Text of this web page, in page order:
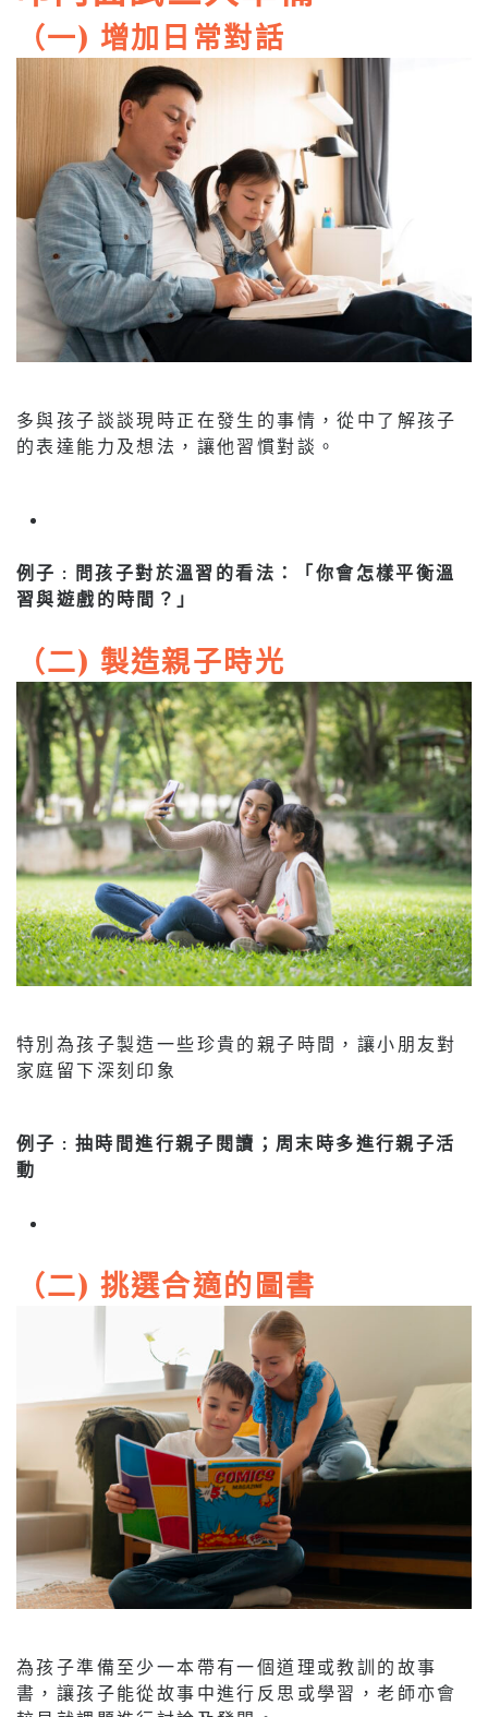
（一) 增加日常對話
多與孩子談談現時正在發生的事情，從中了解孩子
的表達能力及想法，讓他習慣對談。
例子 : 問孩子對於溫習的看法：「你會怎樣平衡溫
習與遊戲的時間？」
（二) 製造親子時光
特別為孩子製造一些珍貴的親子時間，讓小朋友對
家庭留下深刻印象
例子 : 抽時間進行親子閱讀；周末時多進行親子活
動
（二) 挑選合適的圖書
為孩子準備至少一本帶有一個道理或教訓的故事
書，讓孩子能從故事中進行反思或學習，老師亦會